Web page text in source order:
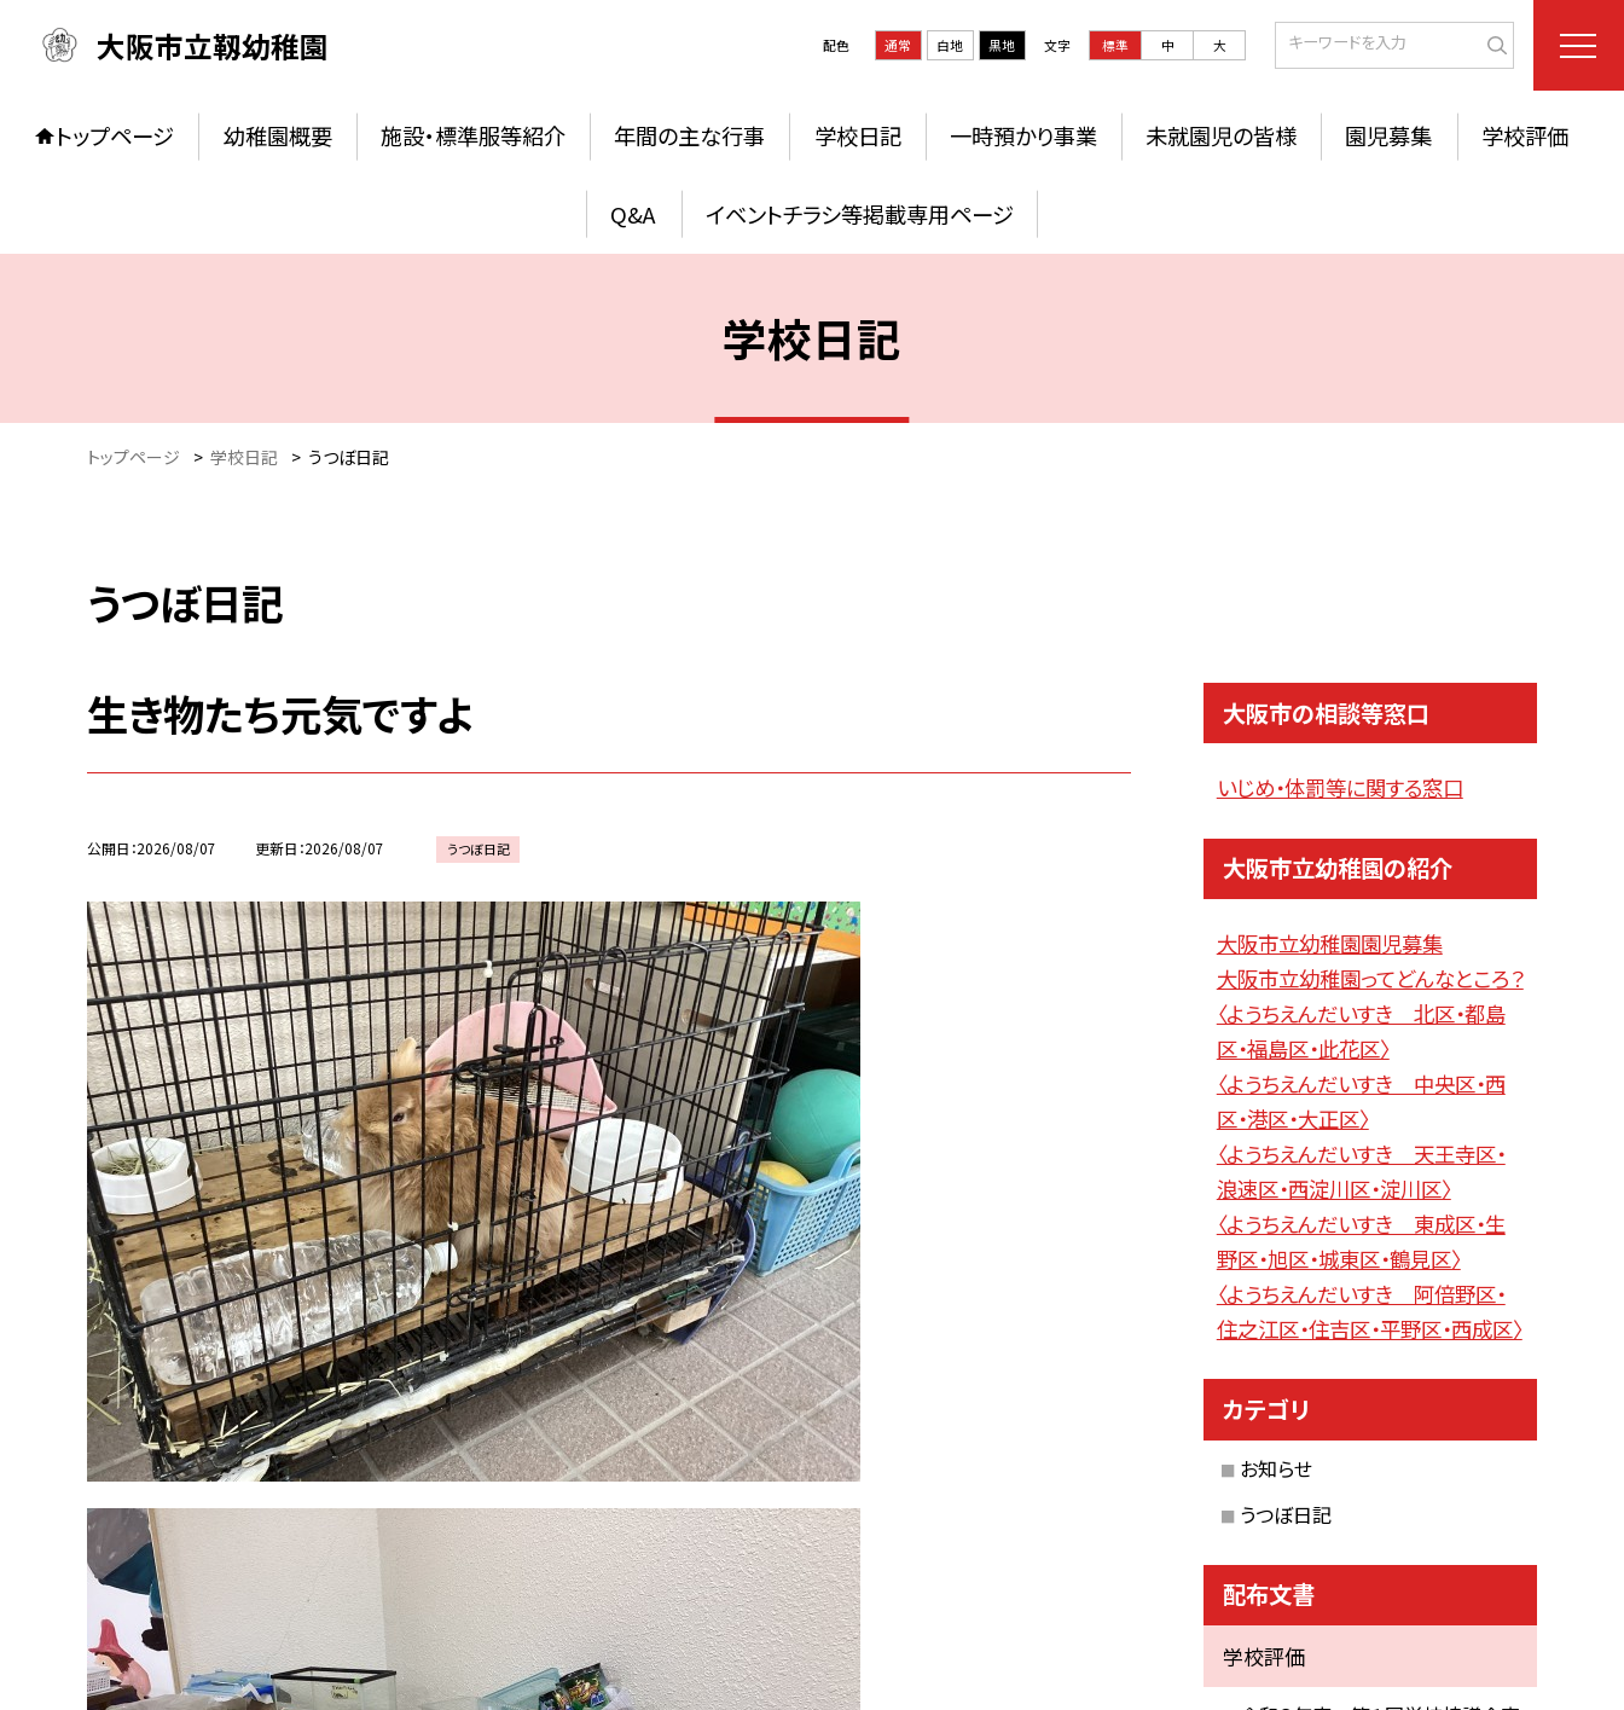
大阪市立靱幼稚園 配色 通常 白地 黒地 文字 標準 中 大
トップページ 幼稚園概要 施設・標準服等紹介 年間の主な行事 学校日記 一時預かり事業 未就園児の皆様 園児募集 学校評価
Q&A イベントチラシ等掲載専用ページ
学校日記
トップページ > 学校日記 > うつぼ日記
うつぼ日記
生き物たち元気ですよ
公開日 2026/08/07 更新日 2026/08/07 うつぼ日記
大阪市の相談等窓口
いじめ・体罰等に関する窓口
大阪市立幼稚園の紹介
大阪市立幼稚園園児募集
大阪市立幼稚園ってどんなところ？
〈ようちえんだいすき 北区・都島
区・福島区・此花区〉
〈ようちえんだいすき 中央区・西
区・港区・大正区〉
〈ようちえんだいすき 天王寺区・
浪速区・西淀川区・淀川区〉
〈ようちえんだいすき 東成区・生
野区・旭区・城東区・鶴見区〉
〈ようちえんだいすき 阿倍野区・
住之江区・住吉区・平野区・西成区〉
カテゴリ
お知らせ
うつぼ日記
配布文書
学校評価